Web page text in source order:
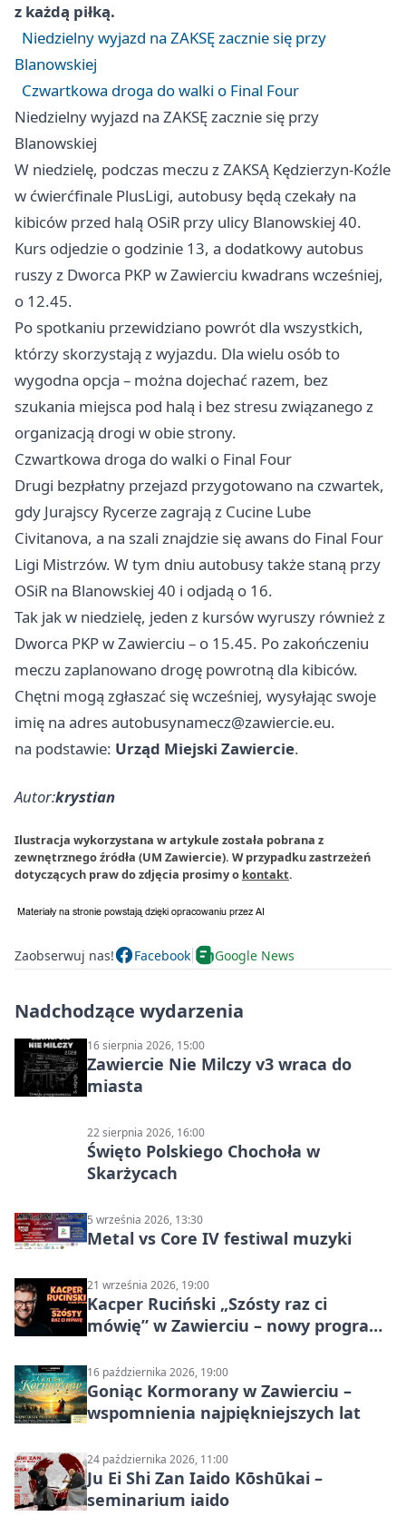
z każdą piłką.
Niedzielny wyjazd na ZAKSĘ zacznie się przy
Blanowskiej
Czwartkowa droga do walki o Final Four
Niedzielny wyjazd na ZAKSĘ zacznie się przy
Blanowskiej
W niedzielę, podczas meczu z ZAKSĄ Kędzierzyn-Koźle
w ćwierćfinale PlusLigi, autobusy będą czekały na
kibiców przed halą OSiR przy ulicy Blanowskiej 40.
Kurs odjedzie o godzinie 13, a dodatkowy autobus
ruszy z Dworca PKP w Zawierciu kwadrans wcześniej,
o 12.45.
Po spotkaniu przewidziano powrót dla wszystkich,
którzy skorzystają z wyjazdu. Dla wielu osób to
wygodna opcja – można dojechać razem, bez
szukania miejsca pod halą i bez stresu związanego z
organizacją drogi w obie strony.
Czwartkowa droga do walki o Final Four
Drugi bezpłatny przejazd przygotowano na czwartek,
gdy Jurajscy Rycerze zagrają z Cucine Lube
Civitanova, a na szali znajdzie się awans do Final Four
Ligi Mistrzów. W tym dniu autobusy także staną przy
OSiR na Blanowskiej 40 i odjadą o 16.
Tak jak w niedzielę, jeden z kursów wyruszy również z
Dworca PKP w Zawierciu – o 15.45. Po zakończeniu
meczu zaplanowano drogę powrotną dla kibiców.
Chętni mogą zgłaszać się wcześniej, wysyłając swoje
imię na adresautobusynamecz@zawiercie.eu.
na podstawie: Urząd Miejski Zawiercie.
Autor:krystian
Ilustracja wykorzystana w artykule została pobrana z
zewnętrznego źródła (UM Zawiercie). W przypadku zastrzeżeń
dotyczących praw do zdjęcia prosimy o kontakt.
Zaobserwuj nas! Facebook Google News
Nadchodzące wydarzenia
16 sierpnia 2026, 15:00
Zawiercie Nie Milczy v3 wraca do
miasta
22 sierpnia 2026, 16:00
Święto Polskiego Chochoła w
Skarżycach
5 września 2026, 13:30
Metal vs Core IV festiwal muzyki
21 września 2026, 19:00
Kacper Ruciński „Szósty raz ci
mówię” w Zawierciu – nowy program
16 października 2026, 19:00
Goniąc Kormorany w Zawierciu –
wspomnienia najpiękniejszych lat
24 października 2026, 11:00
Ju Ei Shi Zan Iaido Kōshūkai –
seminarium iaido